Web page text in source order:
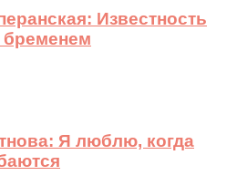
Известность
бременем
Я люблю, когда